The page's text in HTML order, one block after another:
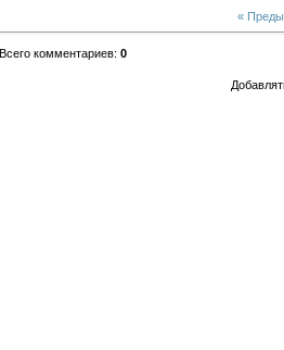
«
Всего комментариев: 0